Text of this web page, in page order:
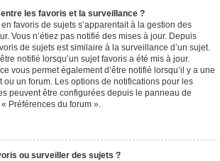
les favoris et la surveillance ?
favoris de sujets s’apparentait à la gestion des
Vous n’étiez pas notifié des mises à jour. Depuis
de sujets est similaire à la surveillance d’un sujet.
notifié lorsqu’un sujet favoris a été mis à jour.
vous permet également d’être notifié lorsqu’il y a une
ou un forum. Les options de notifications pour les
peuvent être configurées depuis le panneau de
« Préférences du forum ».
ou surveiller des sujets ?